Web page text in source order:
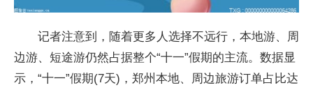
记者注意到，随着更多人选择不远行，本地游、周
边游、短途游仍然占据整个“十一”假期的主流。数据显
示，“十一”假期(7天)，郑州本地、周边旅游订单占比达